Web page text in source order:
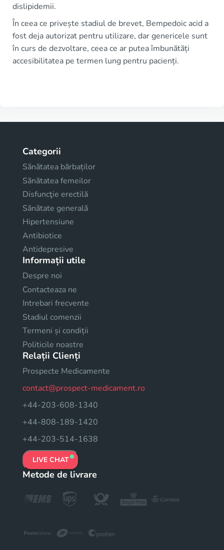
dislipidemii.
În ceea ce privește stadiul de brevet, Bempedoic acid a
fost deja autorizat pentru utilizare, dar genericele sunt
în curs de dezvoltare, ceea ce ar putea îmbunătăți
accesibilitatea pe termen lung pentru pacienți.
Categorii
Sănătatea bărbaților
Sănătatea femeilor
Disfuncţie erectilă
Sănătate generală
Hipertensiune
Antibiotice
Antidepresive
Informații utile
Despre noi
Contacteaza ne
Intrebari frecvente
Stadiul comenzii
Termeni și condiții
Politicile noastre
Relații Clienți
Prospecte Medicamente
contact@prospect-medicament.ro
+44-203-608-1340
+44-808-189-1420
+44-203-514-1638
LIVE CHAT
Metode de livrare